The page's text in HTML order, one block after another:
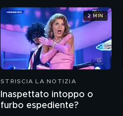
STRISCIA LA NOTIZIA
Inaspettato intoppo o
furbo espediente?
2 MIN